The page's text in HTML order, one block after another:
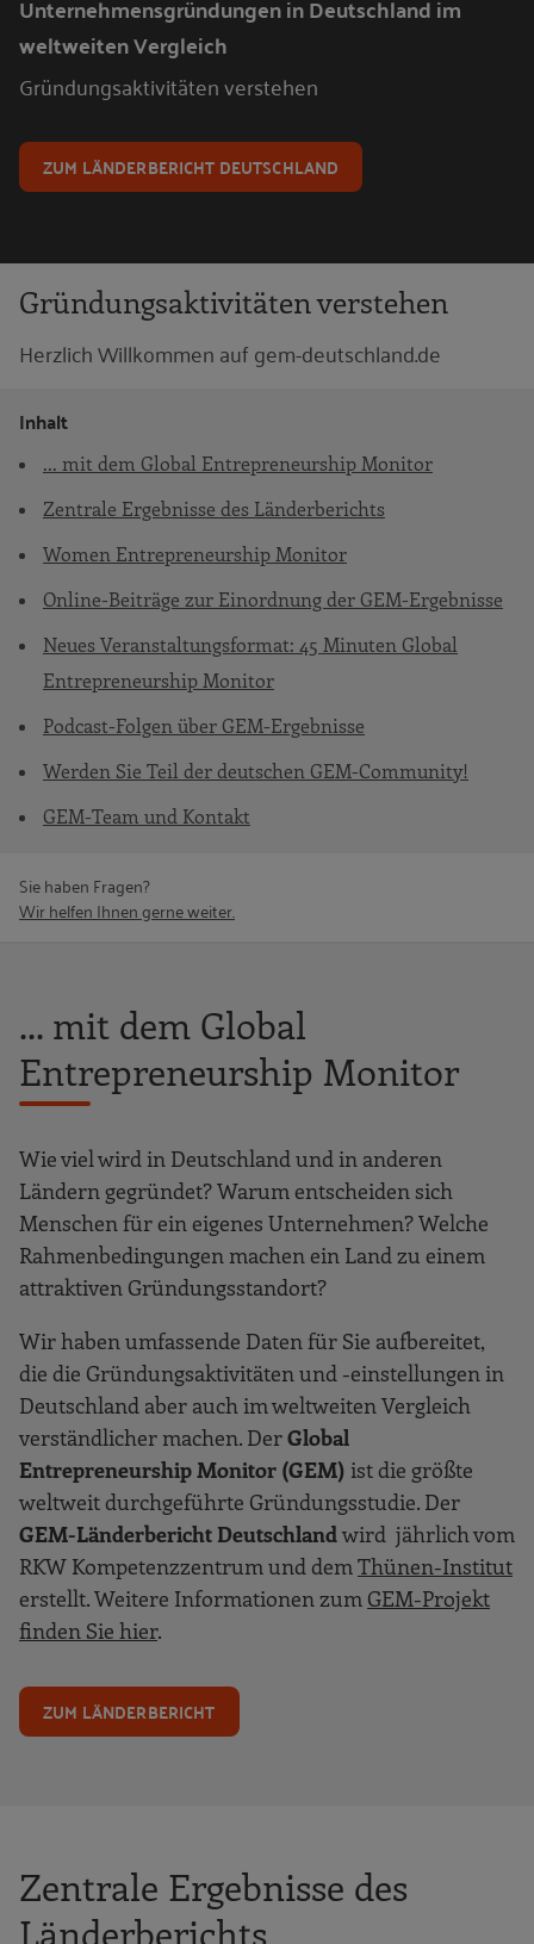
Unternehmensgründungen in Deutschland im
weltweiten Vergleich
Gründungsaktivitäten verstehen
ZUM LÄNDERBERICHT DEUTSCHLAND
Gründungsaktivitäten verstehen
Herzlich Willkommen auf gem-deutschland.de
Inhalt
... mit dem Global Entrepreneurship Monitor
Zentrale Ergebnisse des Länderberichts
Women Entrepreneurship Monitor
Online-Beiträge zur Einordnung der GEM-Ergebnisse
Neues Veranstaltungsformat: 45 Minuten Global
Entrepreneurship Monitor
Podcast-Folgen über GEM-Ergebnisse
Werden Sie Teil der deutschen GEM-Community!
GEM-Team und Kontakt
Sie haben Fragen?
Wir helfen Ihnen gerne weiter.
... mit dem Global
Entrepreneurship Monitor
Wie viel wird in Deutschland und in anderen
Ländern gegründet? Warum entscheiden sich
Menschen für ein eigenes Unternehmen? Welche
Rahmenbedingungen machen ein Land zu einem
attraktiven Gründungsstandort?
Wir haben umfassende Daten für Sie aufbereitet,
die die Gründungsaktivitäten und -einstellungen in
Deutschland aber auch im weltweiten Vergleich
verständlicher machen. DerGlobal
Entrepreneurship Monitor (GEM) ist die größte
weltweit durchgeführte Gründungsstudie. Der
GEM-Länderbericht Deutschlandwird jährlich vom
RKW Kompetenzzentrum und demThünen-Institut
erstellt. Weitere Informationen zum GEM-Projekt
finden Sie hier.
ZUM LÄNDERBERICHT
Zentrale Ergebnisse des
Länderberichts